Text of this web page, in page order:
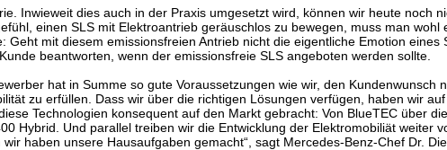
Inwieweit dies auch in der Praxis umgesetzt wird, können wir heute noch
einen SLS mit Elektroantrieb geräuschlos zu bewegen, muss man wohl
Geht mit diesem emissionsfreien Antrieb nicht die eigentliche Emotion eines
beantworten, wenn der emissionsfreie SLS angeboten werden sollte.
hat in Summe so gute Voraussetzungen wie wir, den Kundenwunsch
zu erfüllen. Dass wir über die richtigen Lösungen verfügen, haben wir auf
Technologien konsequent auf den Markt gebracht: Von BlueTEC über
Hybrid. Und parallel treiben wir die Entwicklung der Elektromobiliät weiter
haben unsere Hausaufgaben gemacht“, sagt Mercedes-Benz-Chef Dr.